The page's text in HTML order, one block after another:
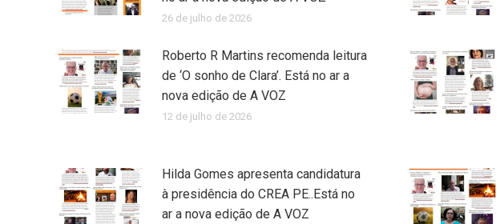
26 de julho de 2026
Roberto R Martins recomenda leitura
de ‘O sonho de Clara’. Está no ar a
nova edição de A VOZ
12 de julho de 2026
Hilda Gomes apresenta candidatura
à presidência do CREA PE..Está no
ar a nova edição de A VOZ